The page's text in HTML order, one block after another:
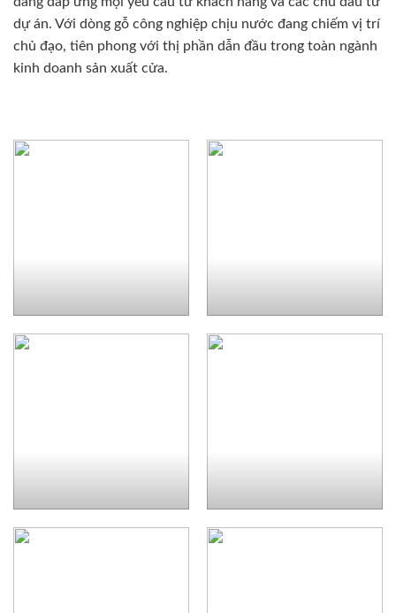
dự án. Với dòng gỗ công nghiệp chịu nước đang chiếm vị trí
chủ đạo, tiên phong với thị phần dẫn đầu trong toàn ngành
kinh doanh sản xuất cửa.